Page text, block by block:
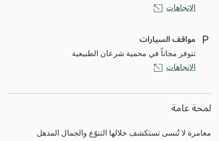
الاتجاهات
مواقف السيارات
تتوفر مجاناً في محمية شرعان الطبيعية
الاتجاهات
لمحة عامة
مغامرة لا تُنسى تستكشف خلالها التنوّع والجمال المذهل